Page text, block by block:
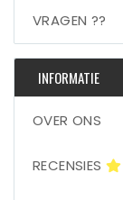
VRAGEN ??
INFORMATIE
OVER ONS
RECENSIES